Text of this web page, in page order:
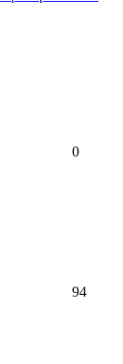
0
94